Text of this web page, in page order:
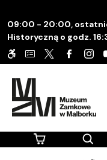
09:00 - 20:00,
Historyczną o godz.